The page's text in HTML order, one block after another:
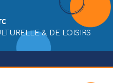
& DE LOISIRS